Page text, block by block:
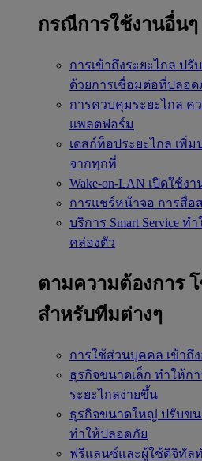
กรณีการใช้งานอื่นๆ
การเข้าถึงระยะไกล ปรั
ด้วยการเชื่อมต่อที่ปลอด
การควบคุมระยะไกล ค
แพลตฟอร์ม
เดสก์ท็อประยะไกล เพิ่ม
จากทุกที่
Wake-on-LAN เปิดใช้ง
การแชร์หน้าจอ การสื่อ
บริการ Smart Service ทำ
คล่องตัว
ตามความต้องการ
สำหรับทีมต่างๆ
การใช้ส่วนบุคคล เข้าถึ
ธุรกิจขนาดเล็ก ทำให้ก
ระยะไกลง่ายขึ้น
ธุรกิจขนาดใหญ่ ปรับข
ทำให้ปลอดภัย
ฟรีแลนซ์และผู้ใช้ดิจิทัล